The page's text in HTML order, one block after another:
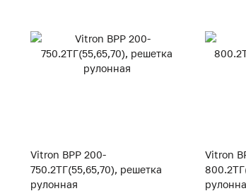
Vitron ВРР 200-
750.2ТГ(55,65,70), решетка
рулонная
Vitron